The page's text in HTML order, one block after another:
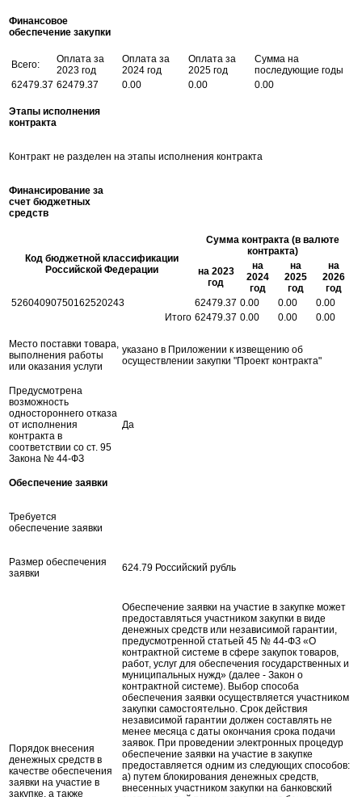
Финансовое
обеспечение закупки
Всего:
Оплата за
2023 год
Оплата за
2024 год
Оплата за
2025 год
Сумма на
последующие годы
62479.37 62479.37 0.00 0.00 0.00
Этапы исполнения
контракта
Контракт не разделен на этапы исполнения контракта
Финансирование за
счет бюджетных
средств
Код бюджетной классификации
Российской Федерации
Сумма контракта (в валюте
контракта)
на 2023
год
на
2024
год
на
2025
год
на
2026
год
52604090750162520243
62479.37 0.00 0.00
0.00
Итого 62479.37 0.00 0.00 0.00
Место поставки товара,
выполнения работы
или оказания услуги
указано в Приложении к извещению об
осуществлении закупки "Проект контракта"
Предусмотрена
возможность
одностороннего отказа
от исполнения
контракта в
соответствии со ст. 95
Закона № 44-ФЗ
Да
Обеспечение заявки
Требуется
обеспечение заявки
Размер обеспечения
заявки
624.79 Российский рубль
Порядок внесения
денежных средств в
качестве обеспечения
заявки на участие в
закупке, а также
Обеспечение заявки на участие в закупке может
предоставляться участником закупки в виде
денежных средств или независимой гарантии,
предусмотренной статьей 45 № 44-ФЗ «О
контрактной системе в сфере закупок товаров,
работ, услуг для обеспечения государственных и
муниципальных нужд» (далее - Закон о
контрактной системе). Выбор способа
обеспечения заявки осуществляется участником
закупки самостоятельно. Срок действия
независимой гарантии должен составлять не
менее месяца с даты окончания срока подачи
заявок. При проведении электронных процедур
обеспечение заявки на участие в закупке
предоставляется одним из следующих способов:
а) путем блокирования денежных средств,
внесенных участником закупки на банковский